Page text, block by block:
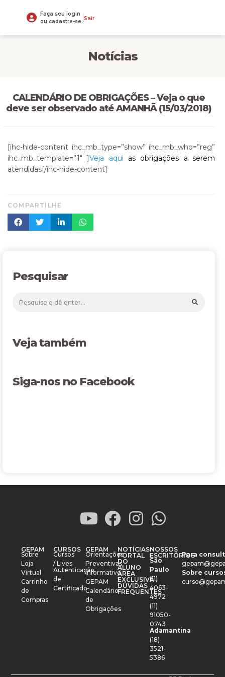
Faça seu login
ou cadastre-se. Sair
Notícias
CALENDÁRIO DE OBRIGAÇÕES – Veja o que
deve ser observado até AMANHÃ (15/03/2018)
[ihc-hide-content ihc_mb_type=”show” ihc_mb_who=”reg”
ihc_mb_template=”1″ ]Veja aqui
as obrigações a serem
atendidas[/ihc-hide-content]
COMPARTILHE
Pesquisar
Veja também
Siga-nos no Facebook
GEPAM
Sobre
Loja
Virtual
Carrinho
de
Compras
CURSOS
Cursos
/ Lives
Autenticação
de
Certificado
GEPAM
Orientações
Preventivas
Informativo
GEPAM
Calendário
de
Obrigações
NOTÍCIAS
PORTAL
DO
ALUNO
ÁREA
EXCLUSIVA
DÚVIDAS
FREQUENTES
NOSSOS
ESCRITÓRIOS
São
Paulo
(11)
4063-
4972
(11)
91050-
0743
Adamantina
(18)
3521-
5386
Para
Sobre